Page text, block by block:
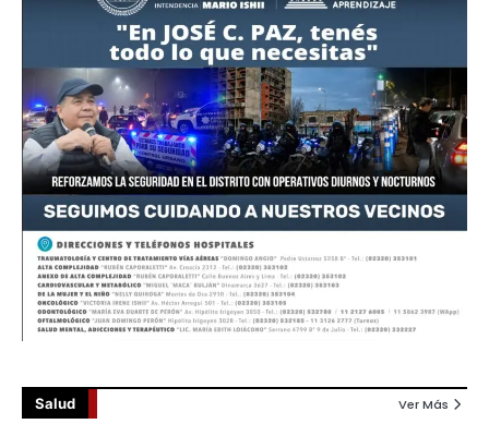
Salud Ver Más